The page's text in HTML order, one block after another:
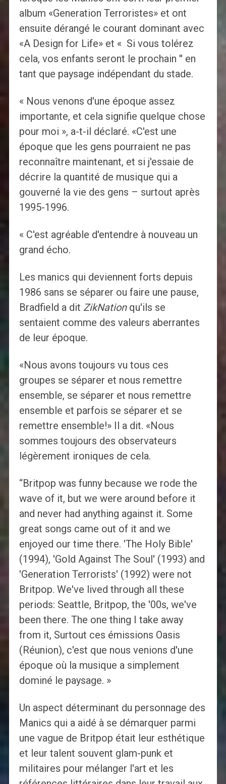
album «Generation Terroristes» et ont
ensuite dérangé le courant dominant avec
«A Design for Life» et « Si vous tolérez
cela, vos enfants seront le prochain '' en
tant que paysage indépendant du stade.
« Nous venons d'une époque assez
importante, et cela signifie quelque chose
pour moi », a-t-il déclaré. «C'est une
époque que les gens pourraient ne pas
reconnaître maintenant, et si j'essaie de
décrire la quantité de musique qui a
gouverné la vie des gens – surtout après
1995-1996.
« C'est agréable d'entendre à nouveau un
grand écho.
Les manics qui deviennent forts depuis
1986 sans se séparer ou faire une pause,
Bradfield a dit ZikNationqu'ils se
sentaient comme des valeurs aberrantes
de leur époque.
«Nous avons toujours vu tous ces
groupes se séparer et nous remettre
ensemble, se séparer et nous remettre
ensemble et parfois se séparer et se
remettre ensemble!» Il a dit. «Nous
sommes toujours des observateurs
légèrement ironiques de cela.
“Britpop was funny because we rode the
wave of it, but we were around before it
and never had anything against it. Some
great songs came out of it and we
enjoyed our time there. 'The Holy Bible'
(1994), 'Gold Against The Soul' (1993) and
'Generation Terrorists' (1992) were not
Britpop. We've lived through all these
periods: Seattle, Britpop, the '00s, we've
been there. The one thing I take away
from it, Surtout ces émissions Oasis
(Réunion), c'est que nous venions d'une
époque où la musique a simplement
dominé le paysage. »
Un aspect déterminant du personnage des
Manics qui a aidé à se démarquer parmi
une vague de Britpop était leur esthétique
et leur talent souvent glam-punk et
militaires pour mélanger l'art et les